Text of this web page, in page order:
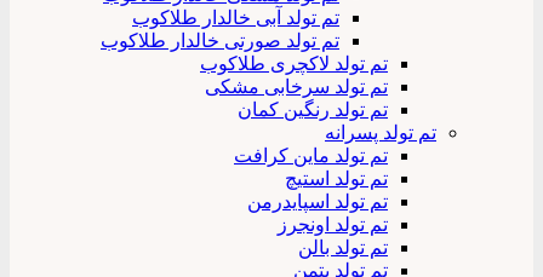
تم تولد آبی خالدار طلاکوب
تم تولد صورتی خالدار طلاکوب
تم تولد لاکچری طلاکوب
تم تولد سرخابی مشکی
تم تولد رنگین کمان
تم تولد پسرانه
تم تولد ماین کرافت
تم تولد استیچ
تم تولد اسپایدرمن
تم تولد اونجرز
تم تولد بالن
تم تولد بتمن